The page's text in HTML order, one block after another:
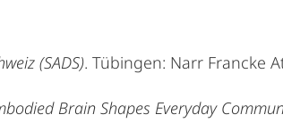
(SADS). Tübingen: Narr Francke
Brain Shapes Everyday